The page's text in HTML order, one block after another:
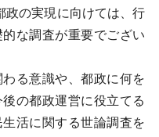
の実現に向けては、行
な調査が重要でござい
る意識や、都政に何を
の都政運営に役立てる
活に関する世論調査を